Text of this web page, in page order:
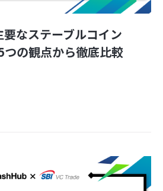
なステーブルコイン
つの観点から徹底比較